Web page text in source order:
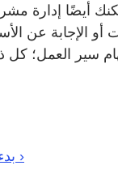
أيضًا إدارة
أو الإجابة عن
مهام سير العمل؛
بدء نسخة تجريبية مجانية ›